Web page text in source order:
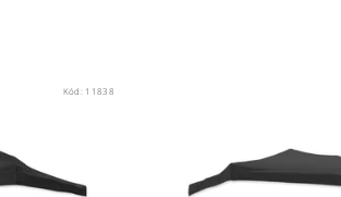
Kód: 11838